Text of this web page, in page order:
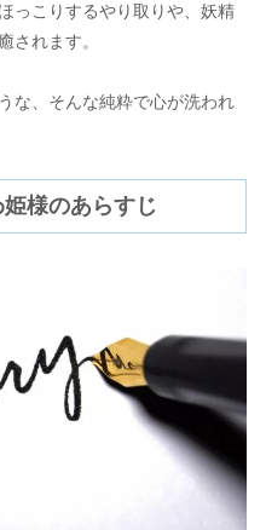
っこりするやり取りや、妖精
されます。
な、そんな純粋で心が洗われ
様のあらすじ